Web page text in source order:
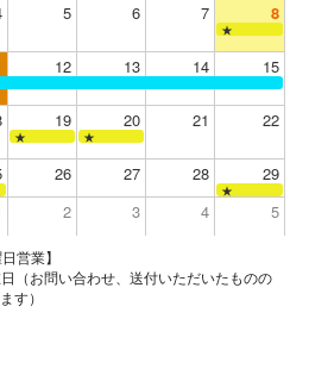
5 6 7 8
★
12 13 14 15
19 20 21 22
★
★
26 27 28 29
★
2 3 4 5
店のみ日曜日営業】
（お問い合わせ、送付いただいたものの
す）